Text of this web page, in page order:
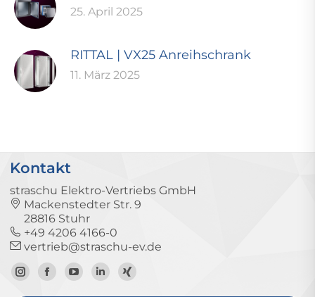
25. April 2025
RITTAL | VX25 Anreihschrank
11. März 2025
Kontakt
straschu Elektro-Vertriebs GmbH
Mackenstedter Str. 9
28816 Stuhr
+49 4206 4166-0
vertrieb@straschu-ev.de
ZumZur
ZumZumZum